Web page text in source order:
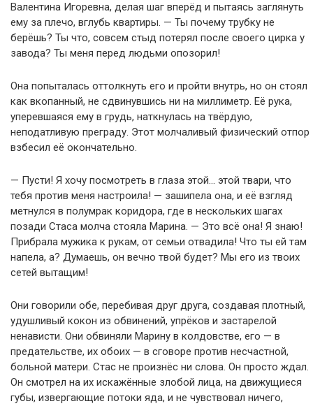
Валентина Игоревна, делая шаг вперёд и пытаясь заглянуть
ему за плечо, вглубь квартиры. — Ты почему трубку не
берёшь? Ты что, совсем стыд потерял после своего цирка у
завода? Ты меня перед людьми опозорил!
Она попыталась оттолкнуть его и пройти внутрь, но он стоял
как вкопанный, не сдвинувшись ни на миллиметр. Её рука,
уперевшаяся ему в грудь, наткнулась на твёрдую,
неподатливую преграду. Этот молчаливый физический отпор
взбесил её окончательно.
— Пусти! Я хочу посмотреть в глаза этой… этой твари, что
тебя против меня настроила! — зашипела она, и её взгляд
метнулся в полумрак коридора, где в нескольких шагах
позади Стаса молча стояла Марина. — Это всё она! Я знаю!
Прибрала мужика к рукам, от семьи отвадила! Что ты ей там
напела, а? Думаешь, он вечно твой будет? Мы его из твоих
сетей вытащим!
Они говорили обе, перебивая друг друга, создавая плотный,
удушливый кокон из обвинений, упрёков и застарелой
ненависти. Они обвиняли Марину в колдовстве, его — в
предательстве, их обоих — в сговоре против несчастной,
больной матери. Стас не произнёс ни слова. Он просто ждал.
Он смотрел на их искажённые злобой лица, на движущиеся
губы, извергающие потоки яда, и не чувствовал ничего,